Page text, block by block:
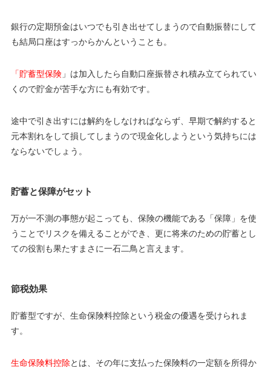
銀行の定期預金はいつでも引き出せてしまうので自動振替にして
も結局口座はすっからかんということも。
「貯蓄型保険」は加入したら自動口座振替され積み立てられてい
くので貯金が苦手な方にも有効です。
途中で引き出すには解約をしなければならず、早期で解約すると
元本割れをして損してしまうので現金化しようという気持ちには
ならないでしょう。
貯蓄と保障がセット
万が一不測の事態が起こっても、保険の機能である「保障」を使
うことでリスクを備えることができ、更に将来のための貯蓄とし
ての役割も果たすまさに一石二鳥と言えます。
節税効果
貯蓄型ですが、生命保険料控除という税金の優遇を受けられま
す。
生命保険料控除とは、その年に支払った保険料の一定額を所得か